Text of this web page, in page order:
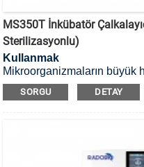
MS350T İnkübatör
Sterilizasyonlu)
Kullanmak
Mikroorganizmaların
kültüre alınması için, UV
çalkalayıcıdır.
SORGU DETAY